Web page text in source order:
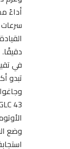
أداءً
دقيقًا.
تبدو